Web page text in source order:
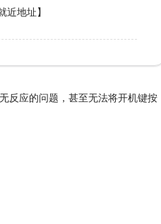
近地址】
应的问题，甚至无法将开机键按